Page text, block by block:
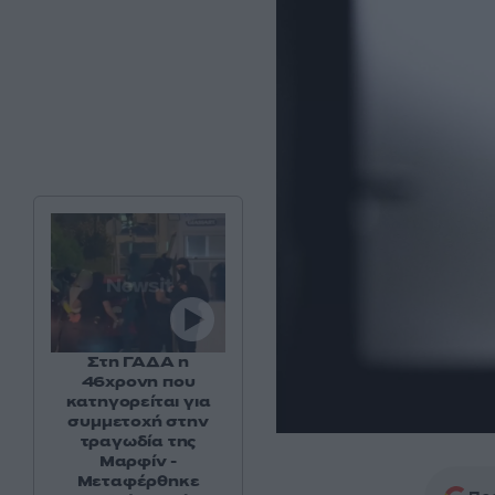
Στη ΓΑΔΑ η
46χρονη που
κατηγορείται για
συμμετοχή στην
τραγωδία της
Μαρφίν -
Μεταφέρθηκε